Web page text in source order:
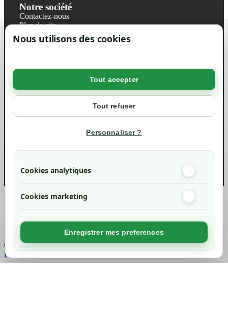
Nous utilisons des cookies
Tout accepter
Tout refuser
Personnaliser ?
Cookies analytiques
Cookies marketing
Enregistrer mes preferences
Notre société
Contactez-nous
Plan du site
Magasin
Mentions légales
Politique de confidentialité RGPD
Votre compte
info@green-tech-shop.com
Created byNageoconcept
Chargement...
Retour en haut